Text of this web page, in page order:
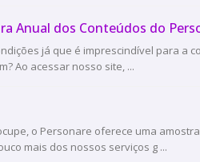
Anual dos Conteúdos do
já que é imprescindível para a
Ao acessar nosso site, ...
o Personare oferece uma
mais dos nossos serviços g ...